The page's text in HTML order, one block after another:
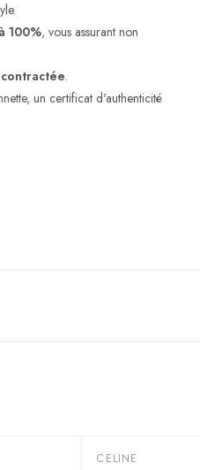
100%, vous assurant non
.
un certificat d'authenticité
-55 %
CELINE